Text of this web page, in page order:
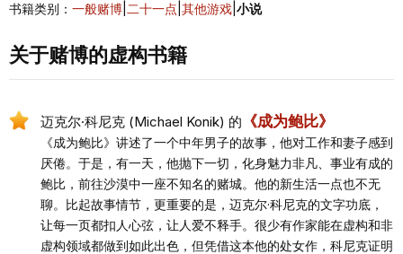
书籍类别： 一般赌博 二十一点 其他游戏 小说
关于赌博的虚构书籍
迈克尔·科尼克 (Michael Konik) 的 《成为鲍比》
《成为鲍比》讲述了一个中年男子的故事，他对工作和妻子感到
厌倦。于是，有一天，他抛下一切，化身魅力非凡、事业有成的
鲍比，前往沙漠中一座不知名的赌城。他的新生活一点也不无
聊。比起故事情节，更重要的是，迈克尔·科尼克的文字功底，
让每一页都扣人心弦，让人爱不释手。很少有作家能在虚构和非
虚构领域都做到如此出色，但凭借这本他的处女作，科尼克证明